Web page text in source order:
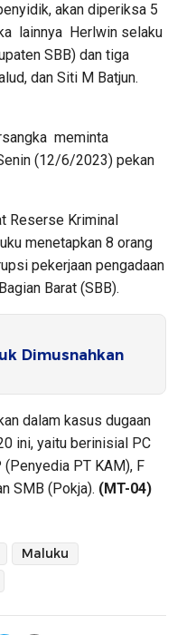
akan diperiksa 5
lainnya Herlwin selaku
SBB) dan tiga
dan Siti M Batjun.
meminta
(12/6/2023) pekan
Reserse Kriminal
menetapkan 8 orang
pekerjaan pengadaan
Barat (SBB).
Dimusnahkan
dalam kasus dugaan
ini, yaitu berinisial PC
(Penyedia PT KAM), F
SMB (Pokja). (MT-04)
Maluku